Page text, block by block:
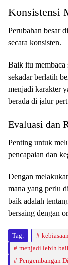
Konsistensi
Perubahan besar
secara konsisten.
Baik itu membaca
sekadar berlatih
menjadi karakter
berada di jalur
Evaluasi dan
Penting untuk
pencapaian dan
Dengan
mana yang perlu
baik adalah
bersaing dengan
Tag:
menjadi lebih
Pengembangan